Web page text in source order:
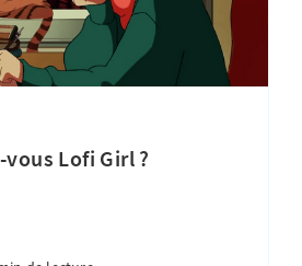
vous Lofi Girl ?